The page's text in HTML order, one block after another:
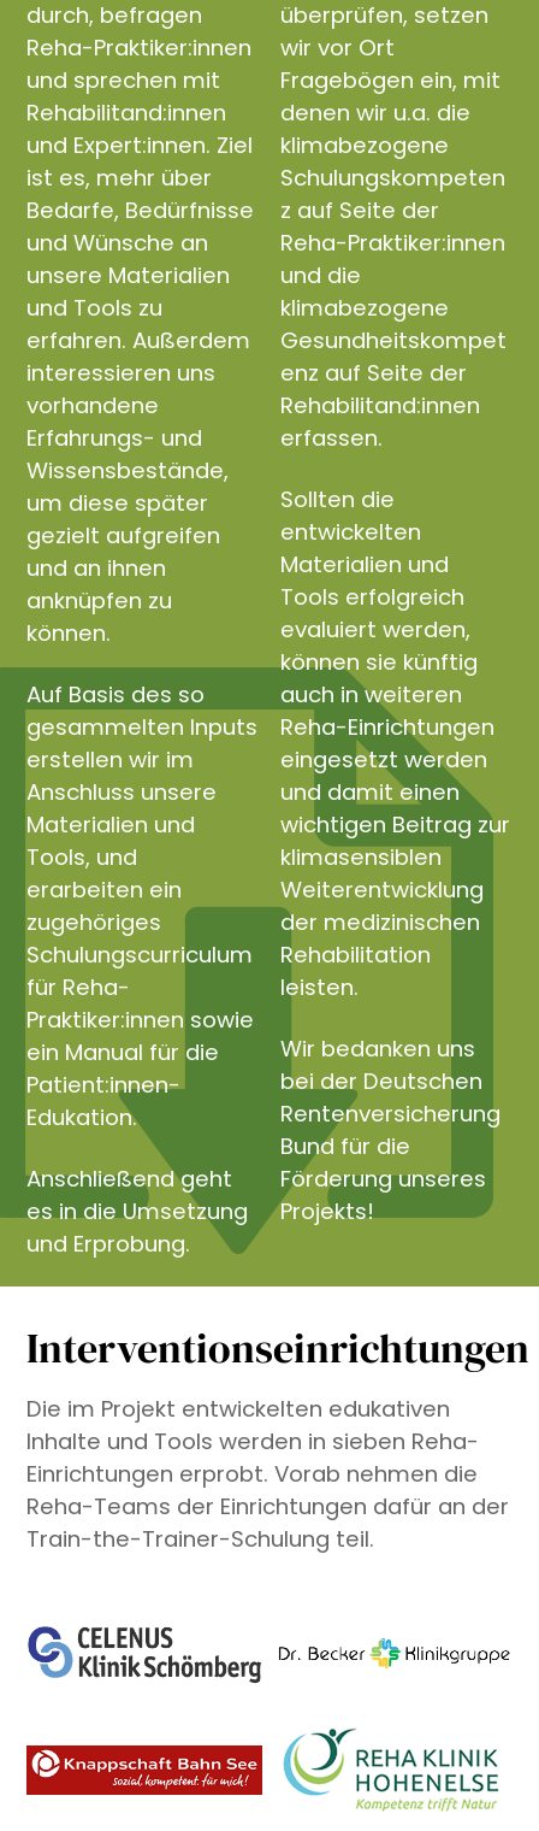
durch, befragen
Reha-Praktiker:innen
und sprechen mit
Rehabilitand:innen
und Expert:innen. Ziel
ist es, mehr über
Bedarfe, Bedürfnisse
und Wünsche an
unsere Materialien
und Tools zu
erfahren. Außerdem
interessieren uns
vorhandene
Erfahrungs- und
Wissensbestände,
um diese später
gezielt aufgreifen
und an ihnen
anknüpfen zu
können.
Auf Basis des so
gesammelten Inputs
erstellen wir im
Anschluss unsere
Materialien und
Tools, und
erarbeiten ein
zugehöriges
Schulungscurriculum
für Reha-
Praktiker:innen sowie
ein Manual für die
Patient:innen-
Edukation.
Anschließend geht
es in die Umsetzung
und Erprobung.
überprüfen, setzen
wir vor Ort
Fragebögen ein, mit
denen wir u.a. die
klimabezogene
Schulungskompeten
z auf Seite der
Reha-Praktiker:innen
und die
klimabezogene
Gesundheitskompet
enz auf Seite der
Rehabilitand:innen
erfassen.
Sollten die
entwickelten
Materialien und
Tools erfolgreich
evaluiert werden,
können sie künftig
auch in weiteren
Reha-Einrichtungen
eingesetzt werden
und damit einen
wichtigen Beitrag zur
klimasensiblen
Weiterentwicklung
der medizinischen
Rehabilitation
leisten.
Wir bedanken uns
bei der Deutschen
Rentenversicherung
Bund für die
Förderung unseres
Projekts!
Interventionseinrichtungen
Die im Projekt entwickelten edukativen
Inhalte und Tools werden in sieben Reha-
Einrichtungen erprobt. Vorab nehmen die
Reha-Teams der Einrichtungen dafür an der
Train-the-Trainer-Schulung teil.